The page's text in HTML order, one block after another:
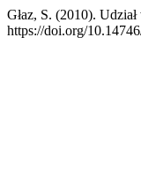
Głaz, S. (2010).
https://doi.org/